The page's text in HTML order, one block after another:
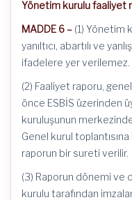
Yönetim kurulu faaliyet
MADDE 6 – (1) Yönetim
yanıltıcı, abartılı ve
ifadelere yer verilemez.
(2) Faaliyet raporu,
önce ESBİS üzerinden
kuruluşunun
Genel kurul
raporun bir sureti verilir.
(3) Raporun dönemi ve
kurulu tarafından